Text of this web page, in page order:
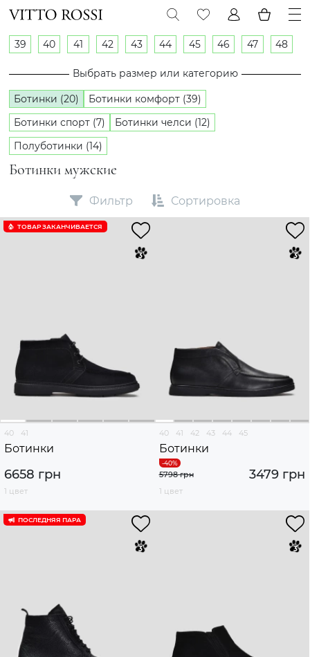
Ботинки мужские
39 40 41 42 43 44 45 46 47 48
Выбрать размер или категорию
Ботинки (20)
Ботинки комфорт (39)
Ботинки спорт (7)
Ботинки челси (12)
Полуботинки (14)
Фильтр Сортировка
ТОВАР ЗАКАНЧИВАЕТСЯ
40 41
Ботинки
6658 грн
1 цвет
40 41 42 43 44 45
Ботинки
3479 грн
5798 грн
1 цвет
ПОСЛЕДНЯЯ ПАРА